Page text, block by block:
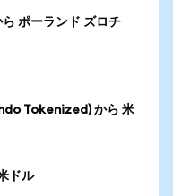
ポーランド ズロチ
Tokenized) から 米
ドル